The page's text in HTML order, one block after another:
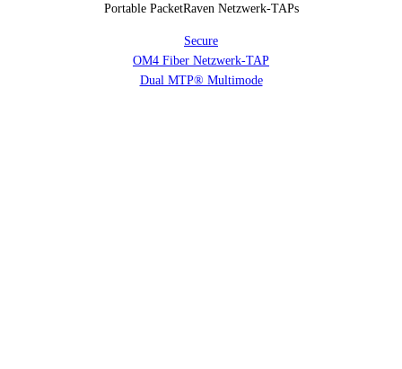
Portable PacketRaven Netzwerk-TAPs
Secure
OM4 Fiber Netzwerk-TAP
Dual MTP® Multimode